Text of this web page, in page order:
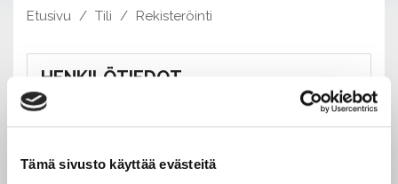
Tämä sivusto käyttää evästeitä
Etusivu Tili Rekisteröinti
HENKILÖTIEDOT
Etu- ja sukunimi: